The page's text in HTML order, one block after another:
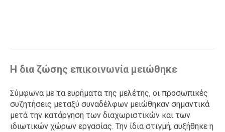
Η δια ζώσης επικοινωνία μειώθηκε
Σύμφωνα με τα ευρήματα της μελέτης, οι προσωπικές
συζητήσεις μεταξύ συναδέλφων μειώθηκαν σημαντικά
μετά την κατάργηση των διαχωριστικών και των
ιδιωτικών χώρων εργασίας. Την ίδια στιγμή, αυξήθηκε η